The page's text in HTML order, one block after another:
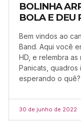
BOLINHA
BOLA E DEU
Bem vindos ao
Band. Aqui você
HD, e relembra as
Panicats, quadros
esperando o
30 de junho de 2022